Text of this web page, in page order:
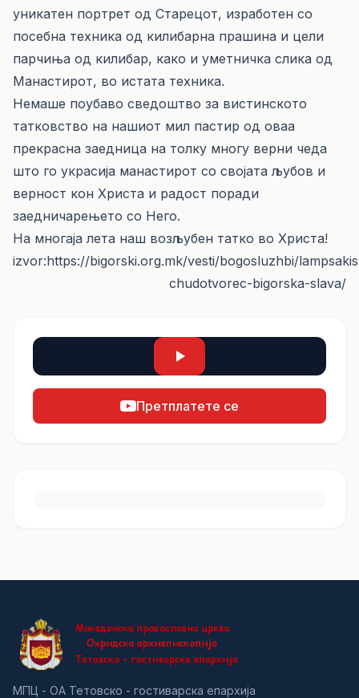
уникатен портрет од Старецот, изработен со
посебна техника од килибарна прашина и цели
парчиња од килибар, како и уметничка слика од
Манастирот, во истата техника.
Немаше поубаво сведоштво за вистинското
татковство на нашиот мил пастир од оваа
прекрасна заедница на толку многу верни чеда
што го украсија манастирот со својата љубов и
верност кон Христа и радост поради
заедничарењето со Него.
На многаја лета наш возљубен татко во Христа!
izvor:https://bigorski.org.mk/vesti/bogosluzhbi/
chudotvorec-bigorska-slava/
Претплатете се
МПЦ - ОА Тетовско - гостиварска епархија